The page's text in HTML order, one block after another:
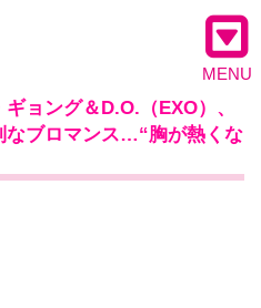
MENU
ョング＆D.O.（EXO）、
なブロマンス…“胸が熱くな